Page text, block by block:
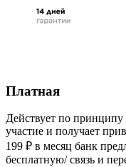
Платная
Действует по
участие и получает
199 ₽ в месяц банк
бесплатную/ связь и